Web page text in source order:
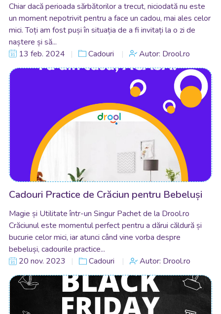
Chiar dacă perioada sărbătorilor a trecut, niciodată nu este
un moment nepotrivit pentru a face un cadou, mai ales celor
mici. Toți am fost puși în situația de a fi invitați la o zi de
naștere și să...
13 feb. 2024
Cadouri Autor: Drool.ro
Cadouri Practice de Crăciun pentru Bebeluși
Magie și Utilitate într-un Singur Pachet de la Drool.ro
Crăciunul este momentul perfect pentru a dărui căldură și
bucurie celor mici, iar atunci când vine vorba despre
bebeluși, cadourile practice...
20 nov. 2023
Cadouri Autor: Drool.ro